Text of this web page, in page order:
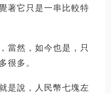
著它只是一串比較特
當然，如今也是，只
很多。
是說，人民幣七塊左